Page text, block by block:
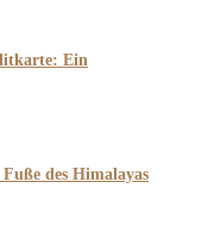
Ein
des Himalayas